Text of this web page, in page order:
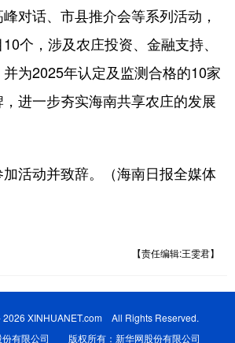
对话、市县推介会等系列活动，
个，涉及农庄投资、金融支持、
为2025年认定及监测合格的10家
进一步夯实海南共享农庄的发展
活动并致辞。（海南日报全媒体
【责任编辑:王雯君】
XINHUANET.com All Rights Reserved.
份有限公司 版权所有：新华网股份有限公司